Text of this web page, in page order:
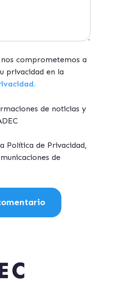
comprometemos a
privacidad en la
de noticias y
Política de Privacidad,
de